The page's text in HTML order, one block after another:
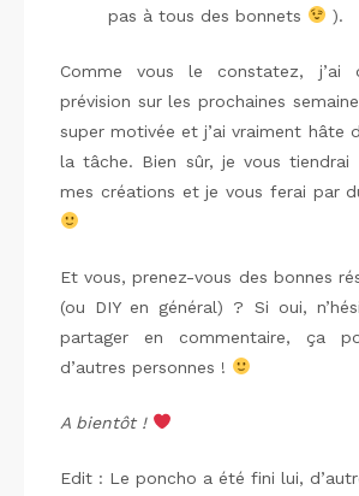
pas à tous des bonnets
).
Comme vous le constatez, j’ai
prévision sur les prochaines
super motivée et j’ai vraiment hâte
la tâche. Bien sûr, je vous tiendrai
mes créations et je vous ferai par
Et vous, prenez-vous des bonnes
(ou DIY en général) ? Si oui,
partager en commentaire, ça
d’autres personnes !
A bientôt !
Edit : Le poncho a été fini lui,